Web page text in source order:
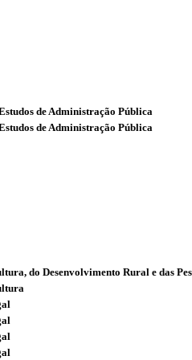
de Administração Pública
de Administração Pública
do Desenvolvimento Rural e das